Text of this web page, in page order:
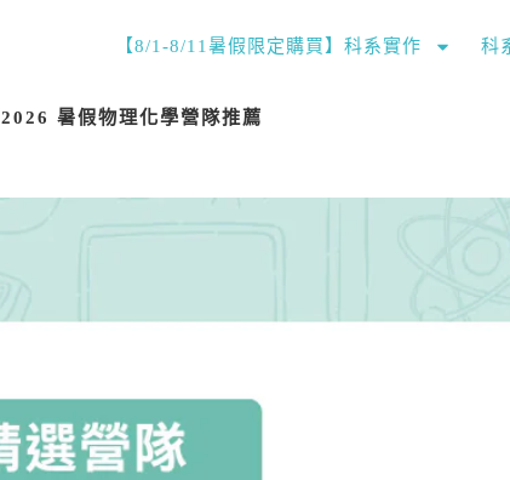
【8/1-8/11暑假限定購買】科系實作 科
2026 暑假物理化學營隊推薦